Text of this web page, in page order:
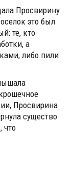
Просвирину
это был
те, кто
а
либо пили
Просвирина
существо
что